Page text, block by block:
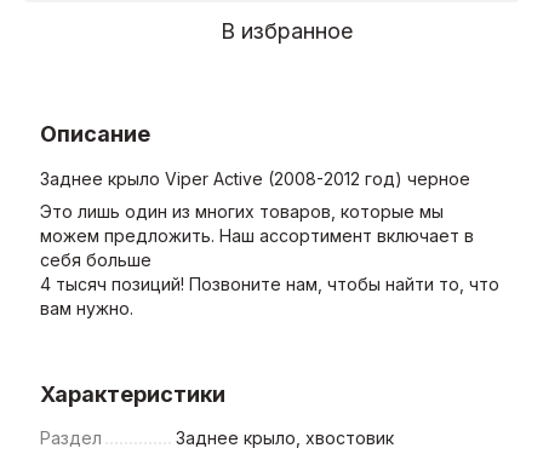
В избранное
Описание
Заднее крыло Viper Active (2008-2012 год) черное
Это лишь один из многих товаров, которые мы
можем предложить. Наш ассортимент включает в
себя больше
4 тысяч позиций! Позвоните нам, чтобы найти то, что
вам нужно.
Характеристики
Раздел Заднее крыло, хвостовик